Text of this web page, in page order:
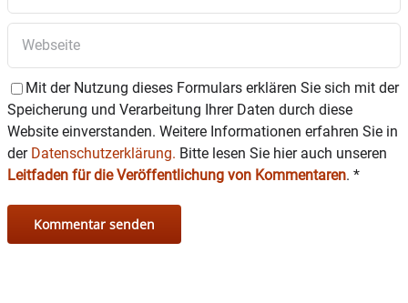
Mit der Nutzung dieses Formulars erklären Sie sich mit der
Speicherung und Verarbeitung Ihrer Daten durch diese
Website einverstanden. Weitere Informationen erfahren Sie in
der Datenschutzerklärung. Bitte lesen Sie hier auch unseren
Leitfaden für die Veröffentlichung von Kommentaren. *